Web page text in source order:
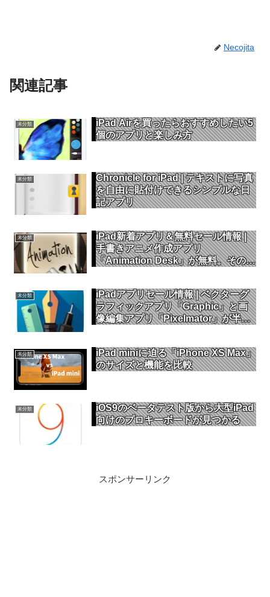
Necojita
関連記事
未分類
iPad Airを買ったらおすすめしたい5
個のアプリと楽しみ方
未分類
Chronicle for iPad | テキストに写真
を自由に貼付けできるシンプルな日
記アプリ
未分類
iPad新着アプリ＆無料セール情報 |
手書きアニメ作成アプリ
「Animation Desk」が無料。そのほ
未分類
iPadアプリセール情報 | ベクターグ
ラフィックアプリ「Graphic」と画
像編集アプリ「Pixelmator」が半額
未分類
iPad miniに迫る「iPhone XS Max」
のサイズと機能を比較
未分類
iOS9のベータテスト版から大型iPad
向けのプロキーボードが見つかる
スポンサーリンク